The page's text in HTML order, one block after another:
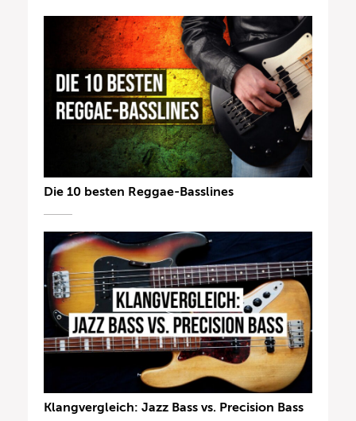
Die 10 besten Reggae-Basslines
Klangvergleich: Jazz Bass vs. Precision Bass